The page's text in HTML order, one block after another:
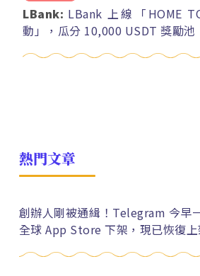
LBank: LBank 上線「HOME
動」，瓜分 10,000 USDT 獎勵池
熱門文章
創辦人剛被通緝！Telegram 今早
全球 App Store 下架，現已恢復上